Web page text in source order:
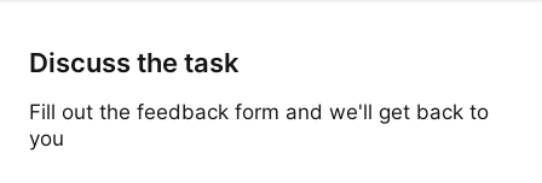
Discuss the task
Fill out the feedback form and we'll get back to
you